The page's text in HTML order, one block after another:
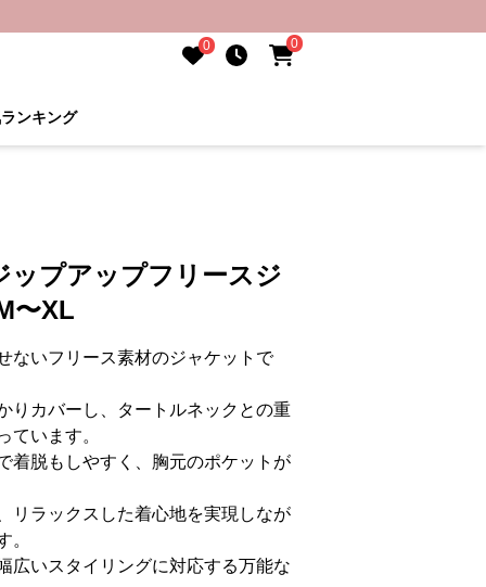
0 0
ランキング
ップアップフリースジ
〜XL
ないフリース素材のジャケットで
りカバーし、タートルネックとの重
ています。
着脱もしやすく、胸元のポケットが
リラックスした着心地を実現しなが
。
広いスタイリングに対応する万能な